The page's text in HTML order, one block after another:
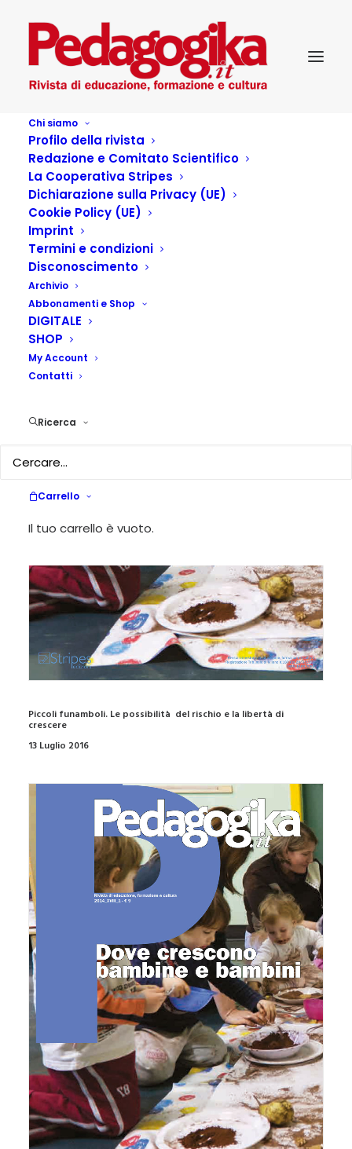
Chi siamo
Profilo della rivista
Redazione e Comitato Scientifico
La Cooperativa Stripes
Dichiarazione sulla Privacy (UE)
Cookie Policy (UE)
Imprint
Termini e condizioni
Disconoscimento
Archivio
Abbonamenti e Shop
DIGITALE
SHOP
My Account
Contatti
Ricerca
Carrello
Il tuo carrello è vuoto.
Pedagogika_XVIII_1-Dove crescono bambine e
bambini
Home Pedagogika_XVIII_1-Dove crescono bambine e bambini
Piccoli funamboli. Le possibilità del rischio e la libertà di
crescere
13 Luglio 2016